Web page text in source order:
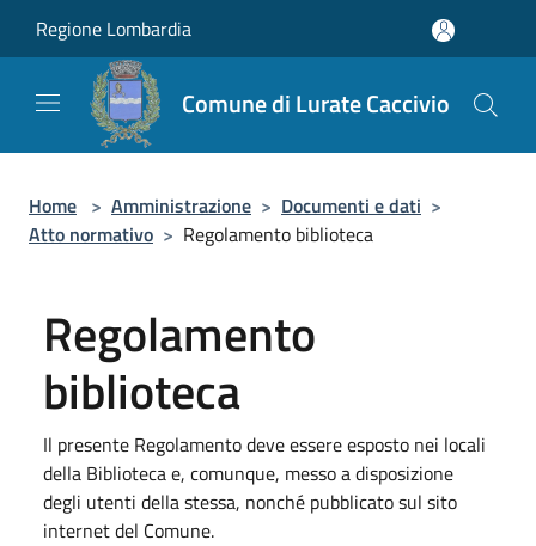
Regione Lombardia
Comune di Lurate Caccivio
Home > Amministrazione > Documenti e dati >
Atto normativo > Regolamento biblioteca
Regolamento
biblioteca
Il presente Regolamento deve essere esposto nei locali
della Biblioteca e, comunque, messo a disposizione
degli utenti della stessa, nonché pubblicato sul sito
internet del Comune.